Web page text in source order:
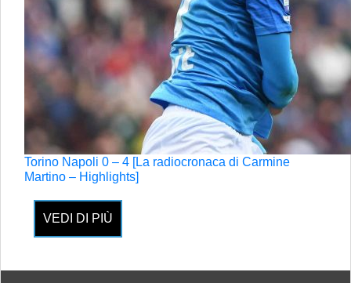
Torino Napoli 0 – 4 [La radiocronaca di Carmine
Martino – Highlights]
VEDI DI PIÙ